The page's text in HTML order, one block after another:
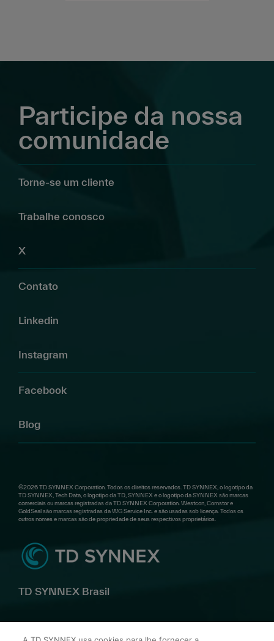
Participe da nossa
comunidade
Torne-se um cliente
Trabalhe conosco
X
Contato
Linkedin
Instagram
Facebook
Blog
©2026 TD SYNNEX Corporation. Todos os direitos reservados. TD SYNNEX, o logotipo da
TD SYNNEX, Tech Data, o logotipo da TD, SYNNEX e o logotipo da SYNNEX são marcas
comerciais ou marcas registradas da TD SYNNEX Corporation. Westcon, Comstor e
GoldSeal são marcas registradas da WG Service Inc. e são usadas sob licença. Todos os
outros nomes e marcas são de propriedade de seus respectivos proprietários.
TD SYNNEX Brasil